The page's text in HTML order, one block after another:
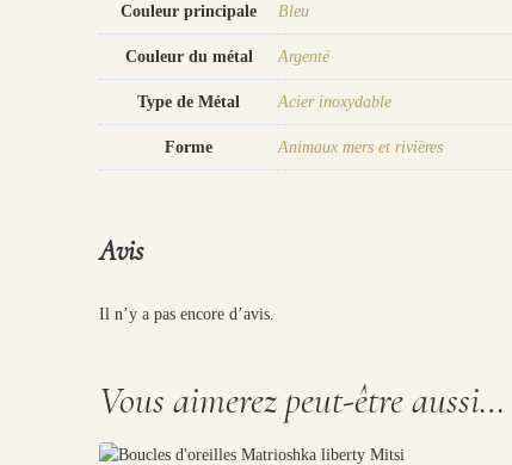
Couleur principale Bleu
Couleur du métal Argenté
Type de Métal Acier inoxydable
Forme Animaux mers et rivières
Avis
Il n’y a pas encore d’avis.
Vous aimerez peut-être aussi…